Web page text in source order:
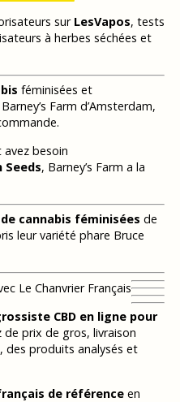
sur LesVapos, tests
à herbes séchées et
féminisées et
Farm d’Amsterdam,
avez besoin
Seeds, Barney’s Farm a la
cannabis féminisées de
leur variété phare Bruce
Le Chanvrier Français
CBD en ligne pour
de prix de gros, livraison
des produits analysés et
de référenceen